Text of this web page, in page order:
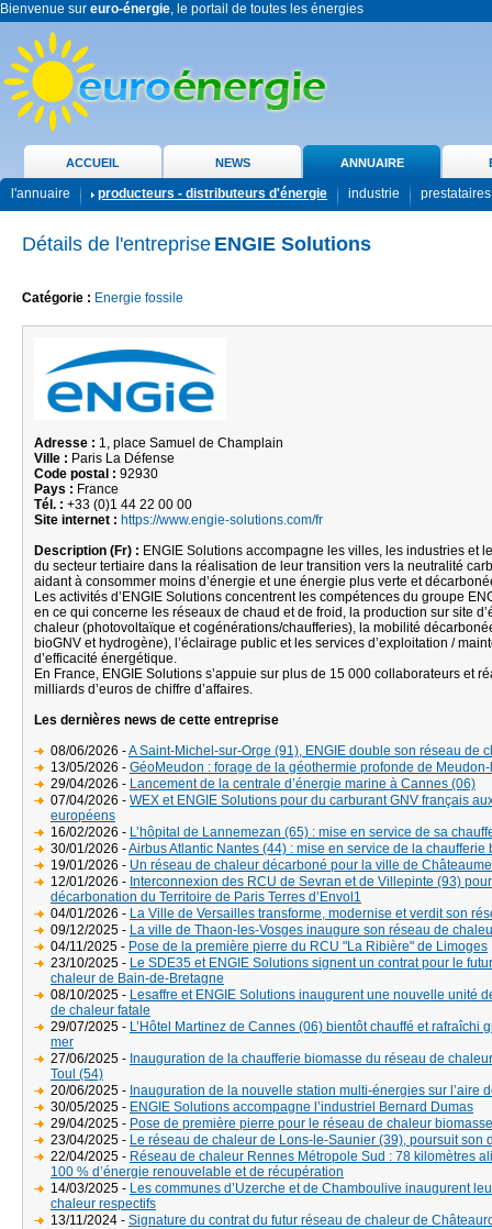
Bienvenue sur euro-énergie, le portail de toutes les énergies
ACCUEIL NEWS ANNUAIRE
l'annuaire producteurs - distributeurs d'énergie industrie
Détails de l'entreprise ENGIE Solutions
Catégorie : Energie fossile
Adresse : 1, place Samuel de Champlain
Ville : Paris La Défense
Code postal : 92930
Pays : France
Tél. : +33 (0)1 44 22 00 00
Site internet : https://www.engie-solutions.com/fr
Description (Fr) : ENGIE Solutions accompagne les villes, les industries et
du secteur tertiaire dans la réalisation de leur transition vers la neutralité
aidant à consommer moins d’énergie et une énergie plus verte et
Les activités d’ENGIE Solutions concentrent les compétences du groupe
en ce qui concerne les réseaux de chaud et de froid, la production sur site
chaleur (photovoltaïque et cogénérations/chaufferies), la mobilité
bioGNV et hydrogène), l’éclairage public et les services d’exploitation /
d’efficacité énergétique.
En France, ENGIE Solutions s’appuie sur plus de 15 000 collaborateurs et
milliards d’euros de chiffre d’affaires.
Les dernières news de cette entreprise
08/06/2026 -A Saint-Michel-sur-Orge (91), ENGIE double son réseau de
13/05/2026 - GéoMeudon : forage de la géothermie profonde de
29/04/2026 - Lancement de la centrale d’énergie marine à Cannes (06)
07/04/2026 - WEX et ENGIE Solutions pour du carburant GNV français
européens
16/02/2026 - L’hôpital de Lannemezan (65) : mise en service de sa
30/01/2026 -Airbus Atlantic Nantes (44) : mise en service de la chaufferie
19/01/2026 - Un réseau de chaleur décarboné pour la ville de
12/01/2026 - Interconnexion des RCU de Sevran et de Villepinte (93)
décarbonation du Territoire de Paris Terres d’Envol1
04/01/2026 - La Ville de Versailles transforme, modernise et verdit son
09/12/2025 - La ville de Thaon-les-Vosges inaugure son réseau de
04/11/2025 - Pose de la première pierre du RCU "La Ribière" de Limoges
23/10/2025 - Le SDE35 et ENGIE Solutions signent un contrat pour le
chaleur de Bain-de-Bretagne
08/10/2025 - Lesaffre et ENGIE Solutions inaugurent une nouvelle unité
de chaleur fatale
29/07/2025 - L’Hôtel Martinez de Cannes (06) bientôt chauffé et rafraîchi
mer
27/06/2025 - Inauguration de la chaufferie biomasse du réseau de
Toul (54)
20/06/2025 - Inauguration de la nouvelle station multi-énergies sur l’aire
30/05/2025 - ENGIE Solutions accompagne l’industriel Bernard Dumas
29/04/2025 - Pose de première pierre pour le réseau de chaleur
23/04/2025 - Le réseau de chaleur de Lons-le-Saunier (39), poursuit son
22/04/2025 - Réseau de chaleur Rennes Métropole Sud : 78 kilomètres
100 % d’énergie renouvelable et de récupération
14/03/2025 - Les communes d’Uzerche et de Chamboulive inaugurent
chaleur respectifs
13/11/2024 - Signature du contrat du futur réseau de chaleur de